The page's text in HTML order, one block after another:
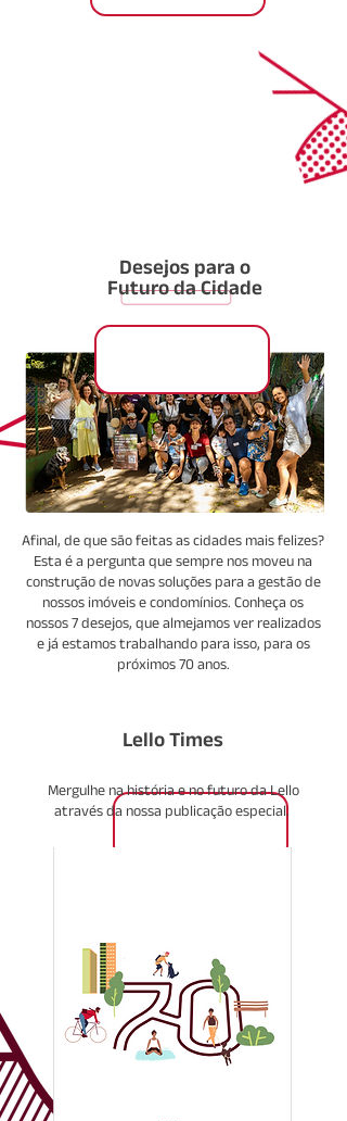
Afinal, de que são feitas as cidades mais felizes?
Esta é a pergunta que sempre nos moveu na
construção de novas soluções para a gestão de
nossos imóveis e condomínios. Conheça os
nossos 7 desejos, que almejamos ver realizados
e já estamos trabalhando para isso, para os
próximos 70 anos.
Desejos para o
Futuro da Cidade
Lello Times
Mergulhe na história e no futuro da Lello
através da nossa publicação especial.